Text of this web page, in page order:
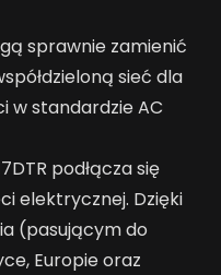
sprawnie zamienić
sieć dla
w standardzie AC
podłącza się
elektrycznej. Dzięki
(pasującym do
Europie oraz